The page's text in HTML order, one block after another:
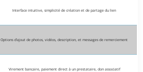
Interface intuitive, simplicité de création et de partage du lien
Options d’ajout de photos, vidéos, description, et messages de remerciement
Virement bancaire, paiement direct à un prestataire, don associatif